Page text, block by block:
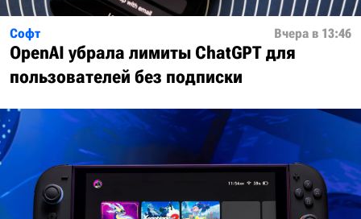
Софт Вчера в 13:46
OpenAI убрала лимиты ChatGPT для
пользователей без подписки